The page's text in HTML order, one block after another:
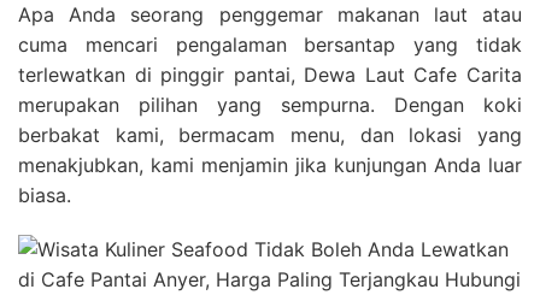
Apa Anda seorang penggemar makanan laut atau
cuma mencari pengalaman bersantap yang tidak
terlewatkan di pinggir pantai, Dewa Laut Cafe Carita
merupakan pilihan yang sempurna. Dengan koki
berbakat kami, bermacam menu, dan lokasi yang
menakjubkan, kami menjamin jika kunjungan Anda luar
biasa.